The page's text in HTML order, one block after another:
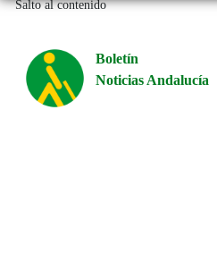
Salto al contenido
Boletín
Noticias Andalucía